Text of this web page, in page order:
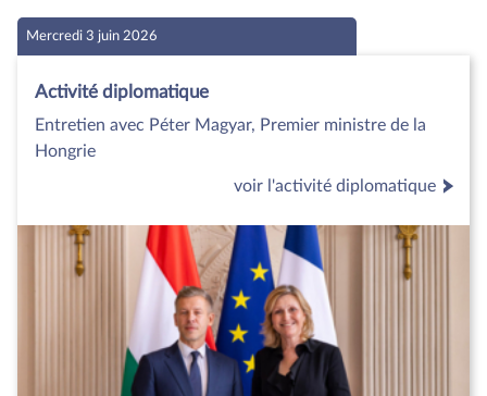
Mercredi 3 juin 2026
Activité diplomatique
Entretien avec Péter Magyar, Premier ministre de la
Hongrie
voir l'activité diplomatique